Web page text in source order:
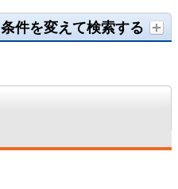
条件を変えて検索する